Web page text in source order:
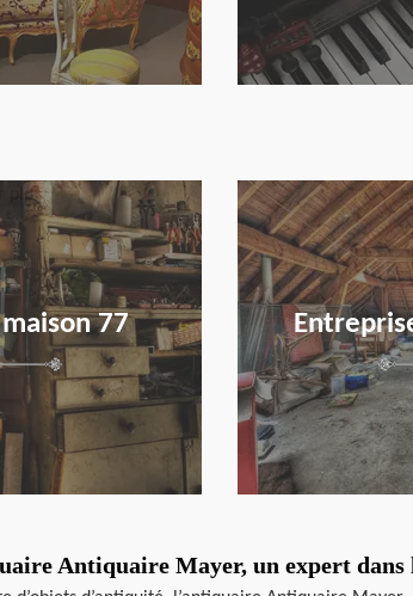
77
plus
Antiquaire Mayer, un expert dans